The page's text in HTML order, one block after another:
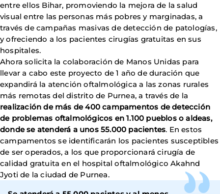
entre ellos Bihar, promoviendo la mejora de la salud
visual entre las personas más pobres y marginadas, a
través de campañas masivas de detección de patologías,
y ofreciendo a los pacientes cirugías gratuitas en sus
hospitales.
Ahora solicita la colaboración de Manos Unidas para
llevar a cabo este proyecto de 1 año de duración que
expandirá la atención oftalmológica a las zonas rurales
más remotas del distrito de Purnea, a través de la
realización de más de 400 campamentos de detección
de problemas oftalmológicos en 1.100 pueblos o aldeas,
donde se atenderá a unos 55.000 pacientes. En estos
campamentos se identificarán los pacientes susceptibles
de ser operados, a los que proporcionará cirugía de
calidad gratuita en el hospital oftalmológico Akahnd
Jyoti de la ciudad de Purnea.